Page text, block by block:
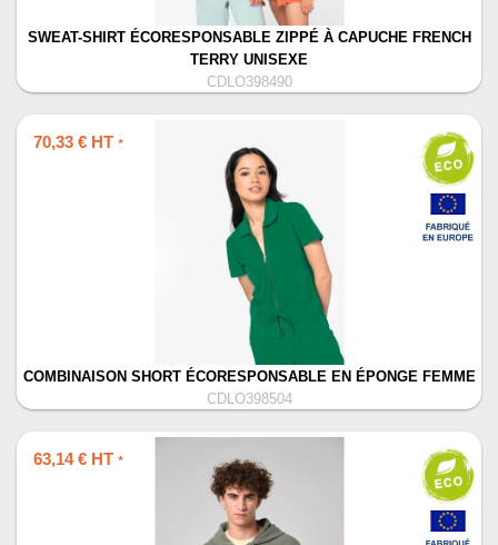
SWEAT-SHIRT ÉCORESPONSABLE ZIPPÉ À CAPUCHE FRENCH
TERRY UNISEXE
CDLO398490
70,33 € HT *
COMBINAISON SHORT ÉCORESPONSABLE EN ÉPONGE FEMME
CDLO398504
63,14 € HT *